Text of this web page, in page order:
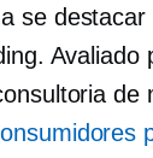
se destacar
Avaliado
de